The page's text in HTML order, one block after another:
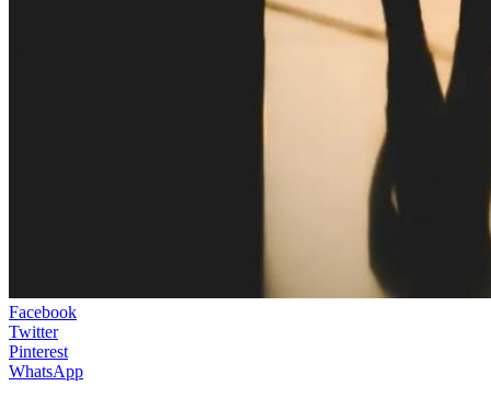
Facebook
Twitter
Pinterest
WhatsApp